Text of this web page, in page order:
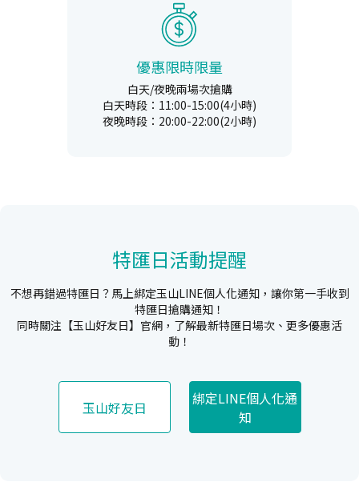
優惠限時限量
白天/夜晚兩場次搶購
白天時段：11:00-15:00(4小時)
夜晚時段：20:00-22:00(2小時)
特匯日活動提醒
不想再錯過特匯日？馬上綁定玉山LINE個人化通知，讓你第一手收到
特匯日搶購通知！
同時關注【玉山好友日】官網，了解最新特匯日場次、更多優惠活
動！
玉山好友日
綁定LINE個人化通
知